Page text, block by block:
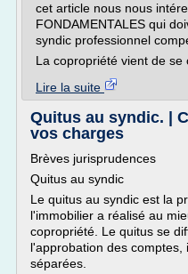
cet article nous nous
FONDAMENTALES qui
syndic professionnel
La copropriété vient de se
Lire la suite
Quitus au syndic. |
vos charges
Brèves jurisprudences
Quitus au syndic
Le quitus au syndic est la
l'immobilier a réalisé au
copropriété. Le quitus se
l'approbation des comptes,
séparées.